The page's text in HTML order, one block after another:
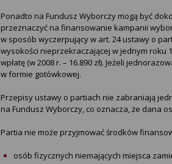
Ponadto na Fundusz Wyborczy mogą być
przeznaczyć na finansowanie kampanii
w sposób wyczerpujący w art. 24 ustawy o
wysokości nieprzekraczającej w jednym roku
wpłatę (w 2008 r. – 16.890 zł). Jeżeli
w formie gotówkowej.
Przepisy ustawy o partiach nie zabraniają
na Fundusz Wyborczy, co oznacza, że dana
Partia nie może przyjmować środków
osób fizycznych niemających miejsca